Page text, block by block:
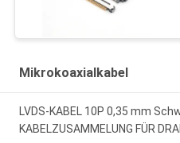
Mikrokoaxialkabel
LVDS-KABEL 10P 0,35 mm
KABELZUSAMMELUNG FÜR